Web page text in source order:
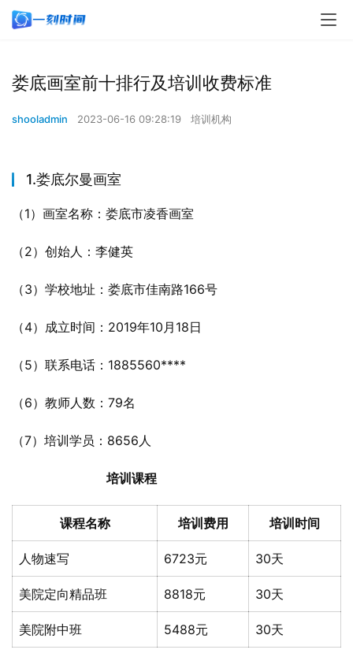
娄底画室前十排行及培训收费标准
shooladmin 2023-06-16 09:28:19 培训机构
1.娄底尔曼画室
（1）画室名称：娄底市凌香画室
（2）创始人：李健英
（3）学校地址：娄底市佳南路166号
（4）成立时间：2019年10月18日
（5）联系电话：1885560****
（6）教师人数：79名
（7）培训学员：8656人
培训课程
课程名称 培训费用 培训时间
人物速写 6723元 30天
美院定向精品班 8818元 30天
美院附中班 5488元 30天